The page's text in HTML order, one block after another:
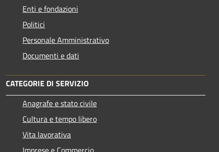
Enti e fondazioni
Politici
Personale Amministrativo
Documenti e dati
CATEGORIE DI SERVIZIO
Anagrafe e stato civile
Cultura e tempo libero
Vita lavorativa